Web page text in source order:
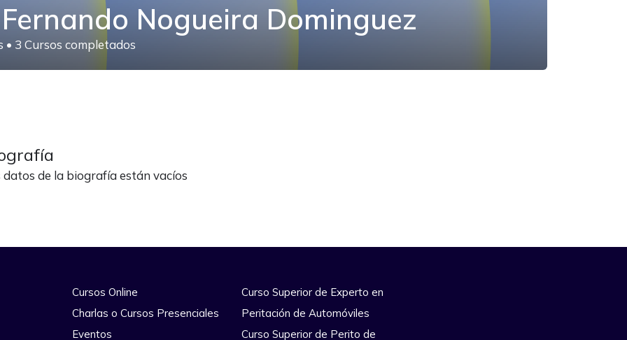
Nogueira Dominguez
• 3 Cursos completados
datos de la biografía están vacíos
Cursos Online
Charlas o Cursos Presenciales
Eventos
Curso Superior de Experto en
Peritación de Automóviles
Curso Superior de Perito de